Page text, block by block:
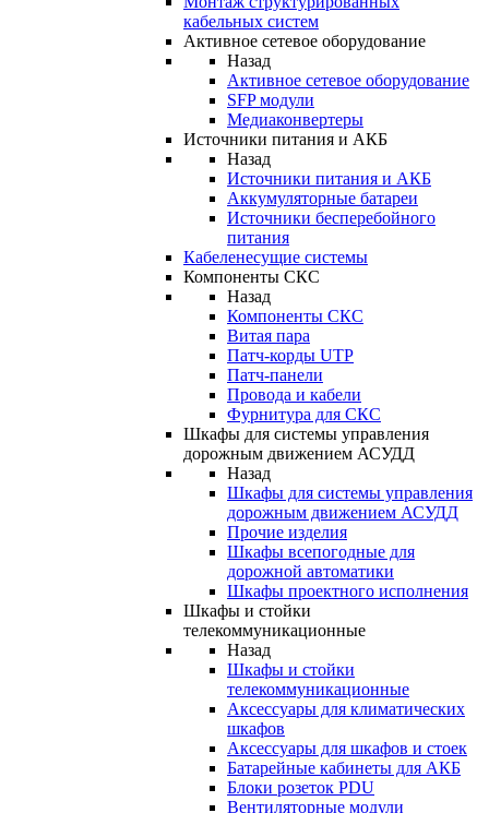
кабельных систем
Активное сетевое оборудование
Назад
Активное сетевое оборудование
SFP модули
Медиаконвертеры
Источники питания и АКБ
Назад
Источники питания и АКБ
Аккумуляторные батареи
Источники бесперебойного
питания
Кабеленесущие системы
Компоненты СКС
Назад
Компоненты СКС
Витая пара
Патч-корды UTP
Патч-панели
Провода и кабели
Фурнитура для СКС
Шкафы для системы управления
дорожным движением АСУДД
Назад
Шкафы для системы управления
дорожным движением АСУДД
Прочие изделия
Шкафы всепогодные для
дорожной автоматики
Шкафы проектного исполнения
Шкафы и стойки
телекоммуникационные
Назад
Шкафы и стойки
телекоммуникационные
Аксессуары для климатических
шкафов
Аксессуары для шкафов и стоек
Батарейные кабинеты для АКБ
Блоки розеток PDU
Вентиляторные модули